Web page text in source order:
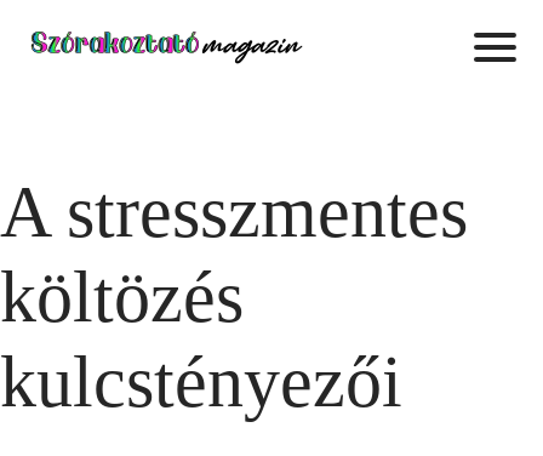
A stresszmentes
költözés
kulcstényezői